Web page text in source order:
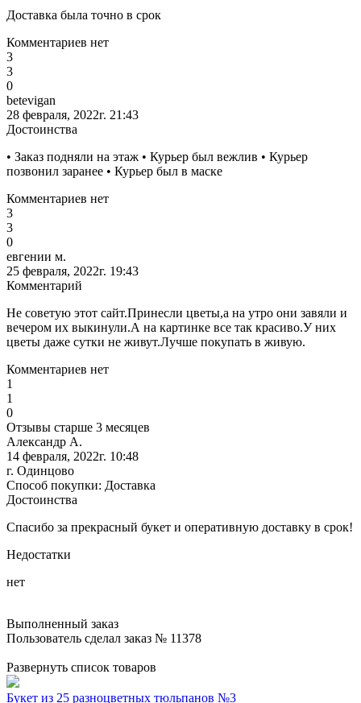
Доставка была точно в срок
Комментариев нет
3
3
0
betevigan
28 февраля, 2022г. 21:43
Достоинства
• Заказ подняли на этаж • Курьер был вежлив • Курьер
позвонил заранее • Курьер был в маске
Комментариев нет
3
3
0
евгении м.
25 февраля, 2022г. 19:43
Комментарий
Не советую этот сайт.Принесли цветы,а на утро они завяли и
вечером их выкинули.А на картинке все так красиво.У них
цветы даже сутки не живут.Лучше покупать в живую.
Комментариев нет
1
1
0
Отзывы старше 3 месяцев
Александр А.
14 февраля, 2022г. 10:48
г. Одинцово
Способ покупки: Доставка
Достоинства
Спасибо за прекрасный букет и оперативную доставку в срок!
Недостатки
нет
Выполненный заказ
Пользователь сделал заказ № 11378
Развернуть список товаров
Букет из 25 разноцветных тюльпанов №3